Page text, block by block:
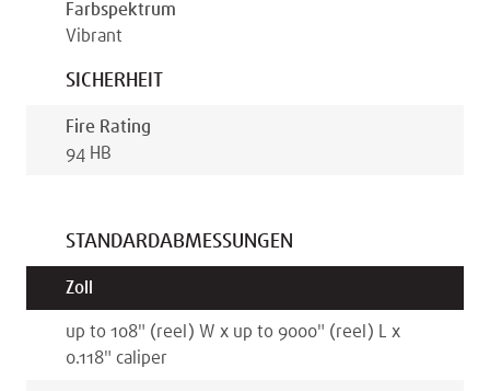
Farbspektrum
Vibrant
SICHERHEIT
Fire Rating
94 HB
STANDARDABMESSUNGEN
Zoll
up to 108" (reel) W x up to 9000" (reel) L x
0.118" caliper